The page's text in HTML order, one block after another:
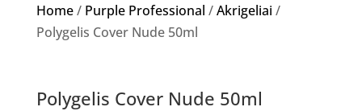
Home/ Purple Professional /Akrigeliai /
Polygelis Cover Nude 50ml
Polygelis Cover Nude 50ml